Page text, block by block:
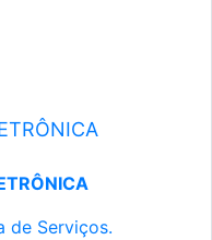
de Serviços.